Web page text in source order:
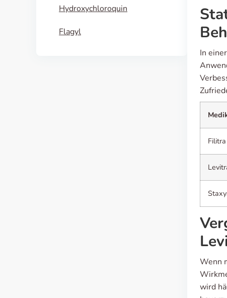
Hydroxychloroquin
Flagyl
In
Filitra
Wenn
wird